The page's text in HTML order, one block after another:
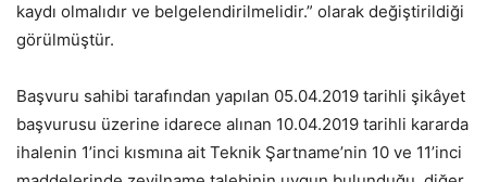
kaydı olmalıdır ve belgelendirilmelidir.” olarak değiştirildiği
görülmüştür.
Başvuru sahibi tarafından yapılan 05.04.2019 tarihli şikâyet
başvurusu üzerine idarece alınan 10.04.2019 tarihli kararda
ihalenin 1’inci kısmına ait Teknik Şartname’nin 10 ve 11’inci